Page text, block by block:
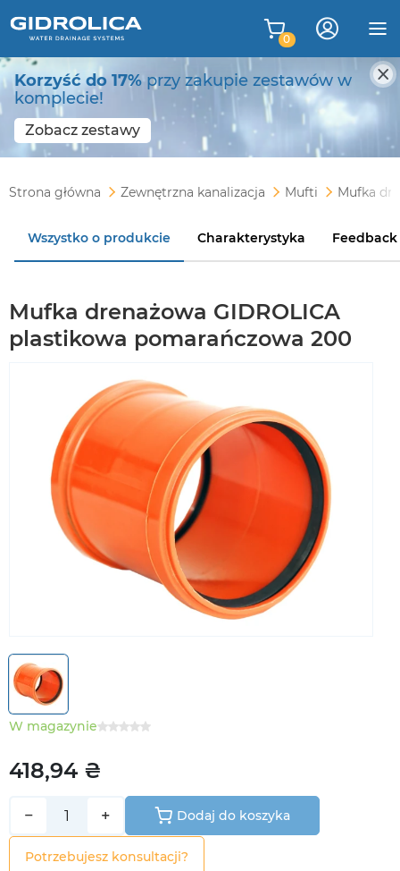
Korzyść do 17% przy zakupie zestawów w
komplecie!
Zobacz zestawy
0
Strona główna Zewnętrzna kanalizacja Mufti Mufka
Wszystko o produkcie Charakterystyka
Mufka drenażowa GIDROLICA
plastikowa pomarańczowa 200
W magazynie
418,94 ₴
− + Dodaj do koszyka
Potrzebujesz konsultacji?